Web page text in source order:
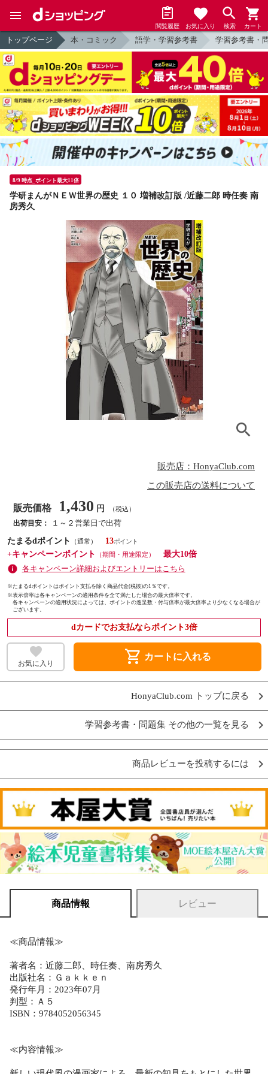
閲覧履歴 お気に入り 検索 カート
トップページ 本・コミック 語学・学習参考書 学習参考書・
8/9 時点_ポイント最大11倍
学研まんがＮＥＷ世界の歴史 １０ 増補改訂版 /近藤二郎 時任奏 南
房秀久
販売店：HonyaClub.com
この販売店の送料について
販売価格 1,430 円 （税込）
出荷目安：
１～２営業日で出荷
たまるdポイント
（通常）
13
+キャンペーンポイント
（期間・用途限定）
最大10倍
各キャンペーン詳細およびエントリーはこちら
※たまるdポイントはポイント支払を除く商品代金(税抜)の1％です。
※表示倍率は各キャンペーンの適用条件を全て満たした場合の最大倍率です。
各キャンペーンの適用状況によっては、ポイントの進呈数・付与倍率が最大倍率より少なくなる場合が
ございます。
dカードでお支払ならポイント3倍
お気に入り shopping_cart カートに入れる
HonyaClub.com トップに戻る
学習参考書・問題集 その他の一覧を見る
商品レビューを投稿するには
商品情報 レビュー
≪商品情報≫
著者名：近藤二郎、時任奏、南房秀久
出版社名：Ｇａｋｋｅｎ
発行年月：2023年07月
判型：Ａ５
ISBN：9784052056345
≪内容情報≫